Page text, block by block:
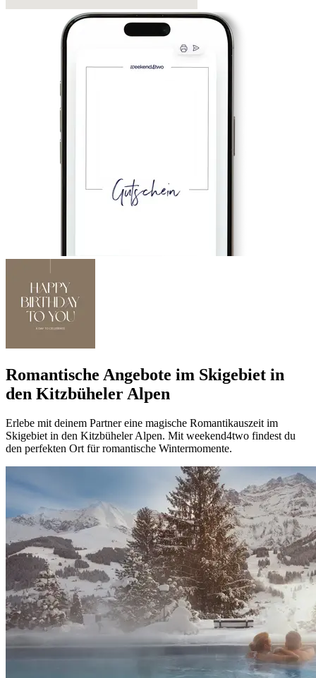
Romantische Angebote im Skigebiet in
den Kitzbüheler Alpen
Erlebe mit deinem Partner eine magische Romantikauszeit im
Skigebiet in den Kitzbüheler Alpen. Mit weekend4two findest du
den perfekten Ort für romantische Wintermomente.